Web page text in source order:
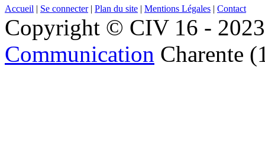
Accueil | Se connecter| Plan du site | Mentions Légales | Contact
Copyright © CIV 16 -
Communication Charente